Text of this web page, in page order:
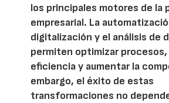
los principales motores de la
empresarial. La
digitalización y el análisis de
permiten optimizar procesos,
eficiencia y aumentar la
embargo, el éxito de estas
transformaciones no